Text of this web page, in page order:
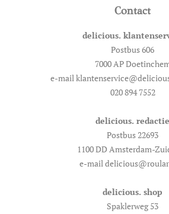
Contact
delicious.
Postbus 606
7000 AP
e-mail
020 894 7552
delicious. redactie
Postbus 22693
1100 DD Amsterdam-
e-mail
delicious. shop
Spaklerweg 53